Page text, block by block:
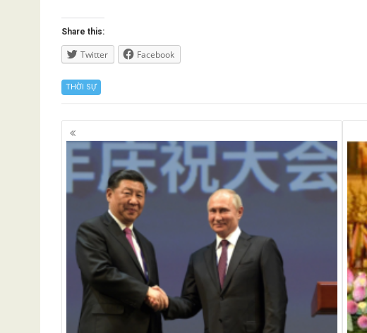
Share this:
Twitter Facebook
THỜI SỰ
Posts
navigation